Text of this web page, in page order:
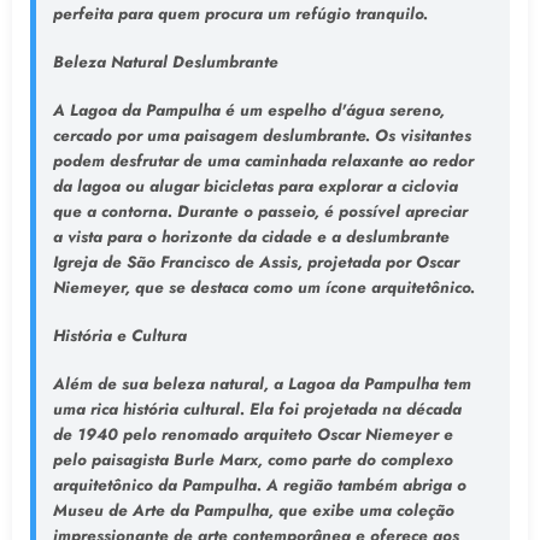
perfeita para quem procura um refúgio tranquilo.
Beleza Natural Deslumbrante
A Lagoa da Pampulha é um espelho d'água sereno,
cercado por uma paisagem deslumbrante. Os visitantes
podem desfrutar de uma caminhada relaxante ao redor
da lagoa ou alugar bicicletas para explorar a ciclovia
que a contorna. Durante o passeio, é possível apreciar
a vista para o horizonte da cidade e a deslumbrante
Igreja de São Francisco de Assis, projetada por Oscar
Niemeyer, que se destaca como um ícone arquitetônico.
História e Cultura
Além de sua beleza natural, a Lagoa da Pampulha tem
uma rica história cultural. Ela foi projetada na década
de 1940 pelo renomado arquiteto Oscar Niemeyer e
pelo paisagista Burle Marx, como parte do complexo
arquitetônico da Pampulha. A região também abriga o
Museu de Arte da Pampulha, que exibe uma coleção